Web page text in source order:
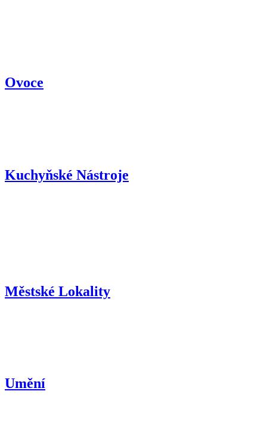
Ovoce
Kuchyňské Nástroje
Městské Lokality
Umění